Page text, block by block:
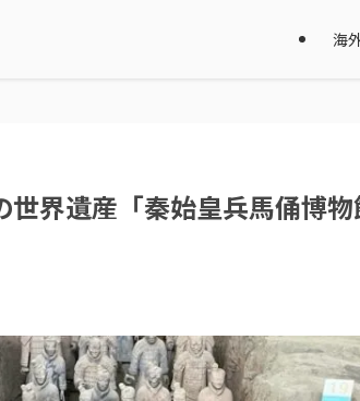
海
世界遺産「秦始皇兵馬俑博